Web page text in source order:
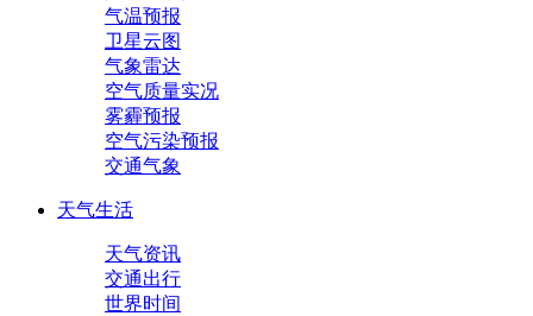
气温预报
卫星云图
气象雷达
空气质量实况
雾霾预报
空气污染预报
交通气象
天气生活
天气资讯
交通出行
世界时间